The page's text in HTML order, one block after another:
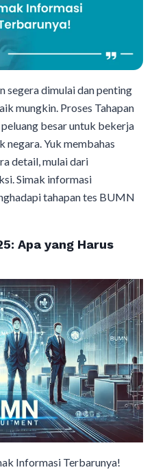
segera dimulai dan penting
mungkin. Proses Tahapan
besar untuk bekerja
negara. Yuk membahas
detail, mulai dari
Simak informasi
tahapan tes BUMN
Apa yang Harus
Informasi Terbarunya!